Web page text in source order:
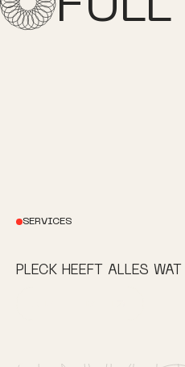
SERVICES
PLECK HEEFT ALLES